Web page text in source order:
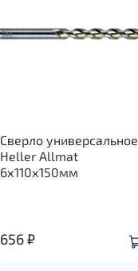
Сверло универсальное
Heller Allmat
6х110х150мм
656 ₽